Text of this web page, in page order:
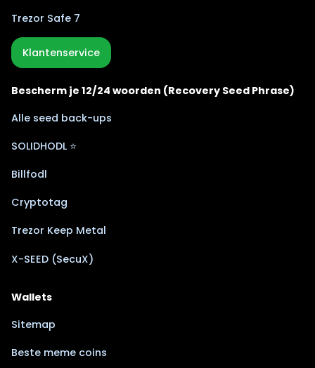
Trezor Safe 7
Klantenservice
Bescherm je 12/24 woorden (Recovery Seed Phrase)
Alle seed back-ups
SOLIDHODL ⭐
Billfodl
Cryptotag
Trezor Keep Metal
X-SEED (SecuX)
Wallets
Sitemap
Beste meme coins